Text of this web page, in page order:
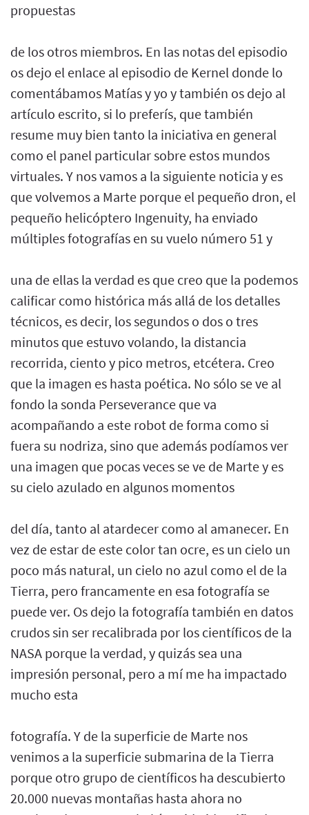
propuestas
de los otros miembros. En las notas del episodio
os dejo el enlace al episodio de Kernel donde lo
comentábamos Matías y yo y también os dejo al
artículo escrito, si lo preferís, que también
resume muy bien tanto la iniciativa en general
como el panel particular sobre estos mundos
virtuales. Y nos vamos a la siguiente noticia y es
que volvemos a Marte porque el pequeño dron, el
pequeño helicóptero Ingenuity, ha enviado
múltiples fotografías en su vuelo número 51 y
una de ellas la verdad es que creo que la podemos
calificar como histórica más allá de los detalles
técnicos, es decir, los segundos o dos o tres
minutos que estuvo volando, la distancia
recorrida, ciento y pico metros, etcétera. Creo
que la imagen es hasta poética. No sólo se ve al
fondo la sonda Perseverance que va
acompañando a este robot de forma como si
fuera su nodriza, sino que además podíamos ver
una imagen que pocas veces se ve de Marte y es
su cielo azulado en algunos momentos
del día, tanto al atardecer como al amanecer. En
vez de estar de este color tan ocre, es un cielo un
poco más natural, un cielo no azul como el de la
Tierra, pero francamente en esa fotografía se
puede ver. Os dejo la fotografía también en datos
crudos sin ser recalibrada por los científicos de la
NASA porque la verdad, y quizás sea una
impresión personal, pero a mí me ha impactado
mucho esta
fotografía. Y de la superficie de Marte nos
venimos a la superficie submarina de la Tierra
porque otro grupo de científicos ha descubierto
20.000 nuevas montañas hasta ahora no